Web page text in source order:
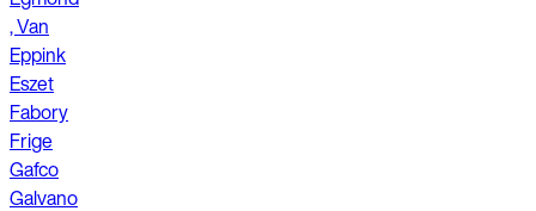
, Van
Eppink
Eszet
Fabory
Frige
Gafco
Galvano